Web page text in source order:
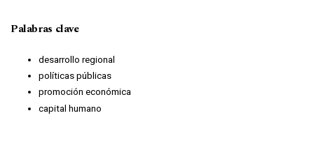
Palabras clave
desarrollo regional
políticas públicas
promoción económica
capital humano